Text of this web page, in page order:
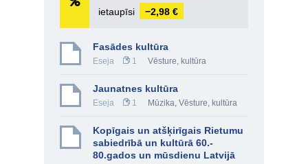
ietaupīsi
−2,98 €
Fasādes kultūra
Eseja 1 Vēsture, kultūra
Jaunatnes kultūra
Eseja 1 Mūzika, Vēsture, kultūra
Kopīgais un atšķirīgais Rietumu
sabiedrībā un kultūrā 60.-
80.gados un mūsdienu Latvijā